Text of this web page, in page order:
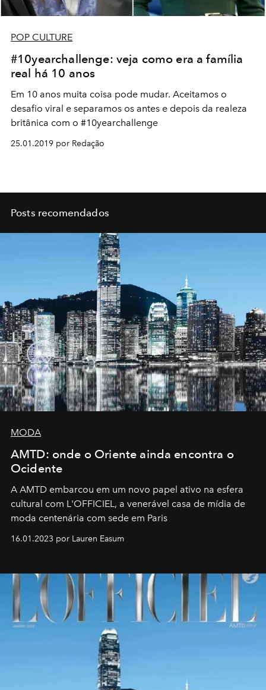
POP CULTURE
#10yearchallenge: veja como era a família
real há 10 anos
Em 10 anos muita coisa pode mudar. Aceitamos o
desafio viral e separamos os antes e depois da realeza
britânica com o #10yearchallenge
25.01.2019 por Redação
Posts recomendados
MODA
AMTD: onde o Oriente ainda encontra o
Ocidente
A AMTD embarcou em um novo papel ativo na esfera
cultural com L'OFFICIEL, a venerável casa de mídia de
moda centenária com sede em Paris
16.01.2023 por Lauren Easum